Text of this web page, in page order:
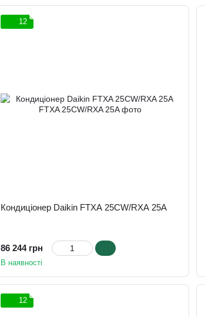
12
Кондиціонер Daikin FTXA 25CW/RXA 25A
86 244 грн
В наявності
12